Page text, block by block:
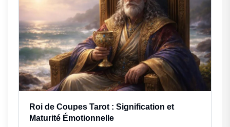
Roi de Coupes Tarot : Signification et
Maturité Émotionnelle